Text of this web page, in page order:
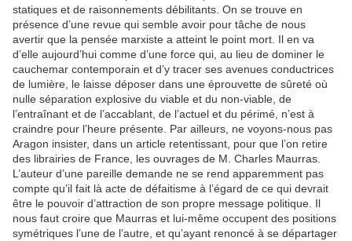
statiques et de raisonnements débilitants. On se trouve en
présence d’une revue qui semble avoir pour tâche de nous
avertir que la pensée marxiste a atteint le point mort. Il en va
d’elle aujourd’hui comme d’une force qui, au lieu de dominer le
cauchemar contemporain et d’y tracer ses avenues conductrices
de lumière, le laisse déposer dans une éprouvette de sûreté où
nulle séparation explosive du viable et du non-viable, de
l’entraînant et de l’accablant, de l’actuel et du périmé, n’est à
craindre pour l’heure présente. Par ailleurs, ne voyons-nous pas
Aragon insister, dans un article retentissant, pour que l’on retire
des librairies de France, les ouvrages de M. Charles Maurras.
L’auteur d’une pareille demande ne se rend apparemment pas
compte qu’il fait là acte de défaitisme à l’égard de ce qui devrait
être le pouvoir d’attraction de son propre message politique. Il
nous faut croire que Maurras et lui-même occupent des positions
symétriques l’une de l’autre, et qu’ayant renoncé à se départager